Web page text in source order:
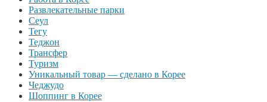
Развлекательные парки
Сеул
Тегу
Теджон
Трансфер
Туризм
Уникальный товар — сделано в Корее
Чеджудо
Шоппинг в Корее